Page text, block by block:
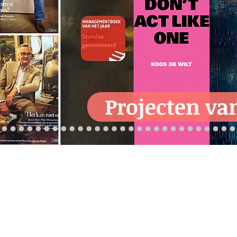
Projecten